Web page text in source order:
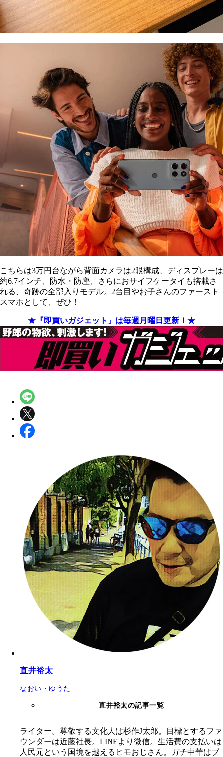
こちらは3万円台ながら背面カメラは2眼構成、ディスプレーは
約6.7インチ、防水・防塵、さらにおサイフケータイも搭載さ
れる、奇跡の全部入りモデル。2台目やお子さんのファースト
スマホとして、ぜひ！
★『即買いガジェット』は毎週月曜日更新！★
直井裕太
なおい・ゆうた
直井裕太の記事一覧
ライター。尊敬する文化人は杉作J太郎。目標とするファ
ウンダーは近藤社長。LINEより微信。生活費の支払いは
人民元という国境を越えるヒモおじさん。ガチ中華はブ